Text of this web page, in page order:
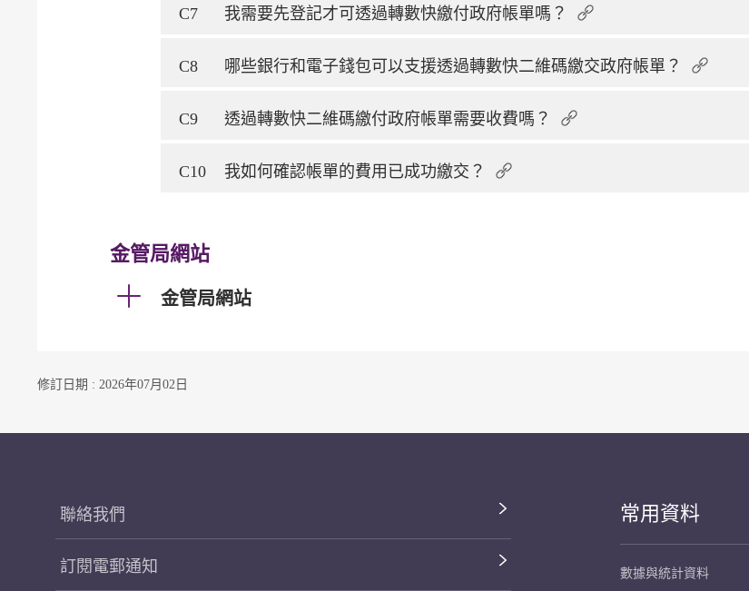
C7 我需要先登記才可透過轉數快繳付政府帳單嗎？
C8 哪些銀行和電子錢包可以支援透過轉數快二維碼繳交政府帳單？
C9 透過轉數快二維碼繳付政府帳單需要收費嗎？
C10 我如何確認帳單的費用已成功繳交？
金管局網站
金管局網站
修訂日期 : 2026年07月02日
聯絡我們
訂閱電郵通知
常用資料
數據與統計資料